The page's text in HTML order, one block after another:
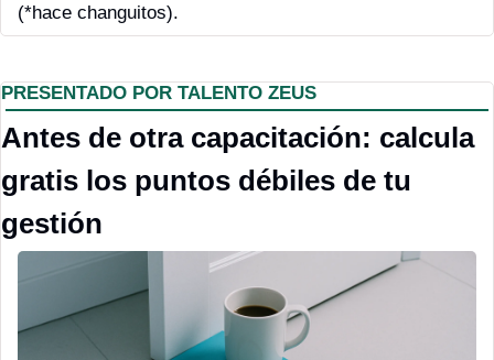
(*hace changuitos).
PRESENTADO POR TALENTO ZEUS
Antes de otra capacitación: calcula
gratis los puntos débiles de tu
gestión